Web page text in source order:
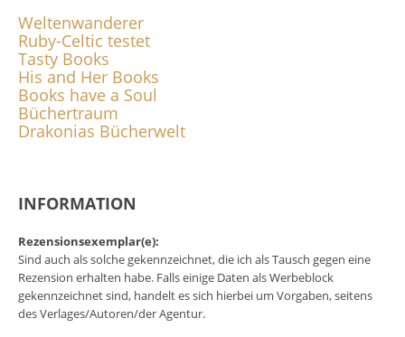
Weltenwanderer
Ruby-Celtic testet
Tasty Books
His and Her Books
Books have a Soul
Büchertraum
Drakonias Bücherwelt
INFORMATION
Rezensionsexemplar(e):
Sind auch als solche gekennzeichnet, die ich als Tausch gegen eine
Rezension erhalten habe. Falls einige Daten als Werbeblock
gekennzeichnet sind, handelt es sich hierbei um Vorgaben, seitens
des Verlages/Autoren/der Agentur.